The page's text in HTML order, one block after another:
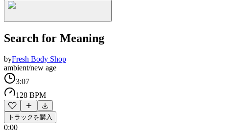
Search for Meaning
byFresh Body Shop
ambient/new age
3:07
128 BPM
トラックを購入
0:00